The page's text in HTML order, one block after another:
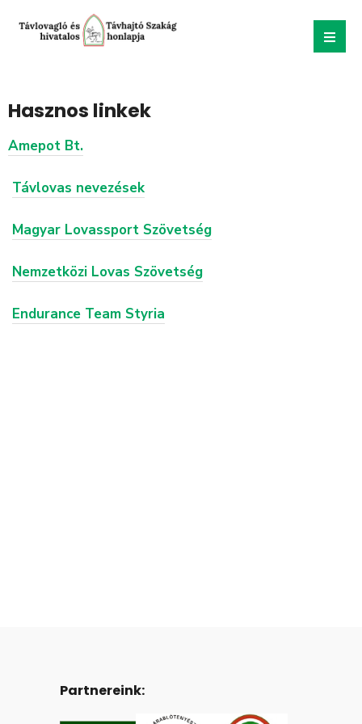
Hasznos linkek
Amepot Bt.
Távlovas nevezések
Magyar Lovassport Szövetség
Nemzetközi Lovas Szövetség
Endurance Team Styria
Partnereink: